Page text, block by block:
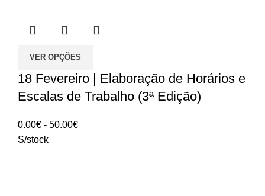
VER OPÇÕES
18 Fevereiro | Elaboração de Horários e
Escalas de Trabalho (3ª Edição)
0.00€ - 50.00€Intervalo
S/stock